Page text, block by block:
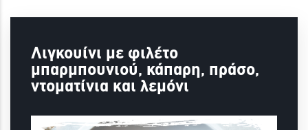
Λιγκουίνι με φιλέτο
μπαρμπουνιού, κάπαρη, πράσο,
ντοματίνια και λεμόνι